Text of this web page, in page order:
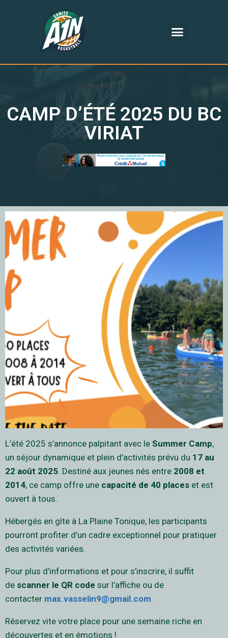
CAMP D’ÉTÉ 2025 DU BC
VIRIAT
L’été 2025 s’annonce palpitant avec le Summer Camp,
un séjour dynamique et plein d’activités prévu du 17 au
22 août 2025. Destiné aux jeunes nés entre 2008 et
2014, ce camp offre une capacité de 40 places et est
ouvert à tous.
Hébergés en gîte à La Plaine Tonique, les participants
pourront profiter d’un cadre exceptionnel pour pratiquer
des activités variées.
Pour plus d’informations et pour s’inscrire, il suffit
de scanner le QR code sur l’affiche ou de
contacter max.vasselin9@gmail.com.
Réservez vite votre place pour une semaine riche en
découvertes et en émotions !